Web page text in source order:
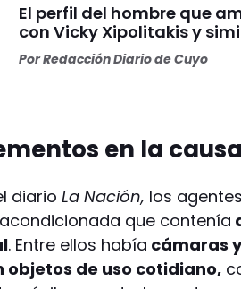
El perfil del hombre que
con Vicky Xipolitakis y
PorRedacción Diario de Cuyo
en la causa
diario La Nación, los
que contenía
. Entre ellos había cámaras
objetos de uso cotidiano,